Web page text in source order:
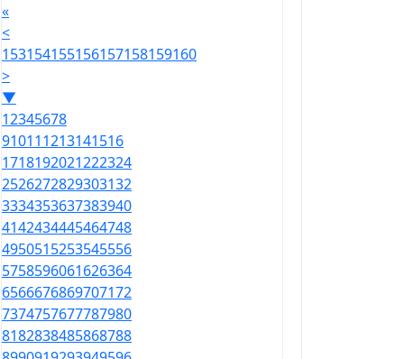
«
<
153154155156157158159160
>
▼
12345678
910111213141516
1718192021222324
2526272829303132
3334353637383940
4142434445464748
4950515253545556
5758596061626364
6566676869707172
7374757677787980
8182838485868788